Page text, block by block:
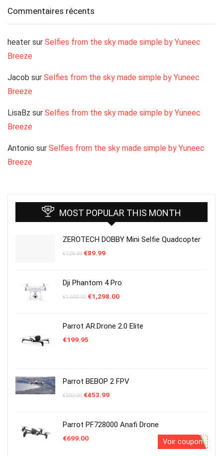
Commentaires récents
heater sur Selfies from the sky made simple by Yuneec
Breeze
Jacob sur Selfies from the sky made simple by Yuneec
Breeze
LisaBz sur Selfies from the sky made simple by Yuneec
Breeze
Antonio sur Selfies from the sky made simple by Yuneec
Breeze
MOST POPULAR THIS MONTH
ZEROTECH DOBBY Mini Selfie Quadcopter
€129.99 Le
€129.99.
€89.99Le
€89.99.
Dji Phantom 4 Pro
€1,500.00 Le
€1,500.00.
€1,298.00Le
€1,298.00.
Parrot AR.Drone 2.0 Elite
€199.95
Parrot BEBOP 2 FPV
€502.00 Le
€502.00.
€453.99Le
€453.99.
Parrot PF728000 Anafi Drone
€699.00 Voir coupon